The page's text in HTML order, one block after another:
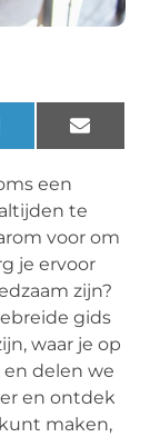
LinkedInEmail
een
te
voor om
je ervoor
zijn?
gids
waar je op
en delen we
en ontdek
maken,